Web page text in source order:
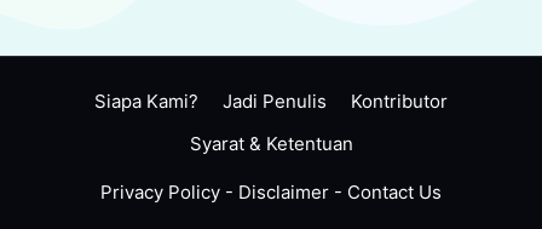
Siapa Kami? Jadi Penulis
Kontributor
Syarat & Ketentuan
Privacy Policy - Disclaimer - Contact Us